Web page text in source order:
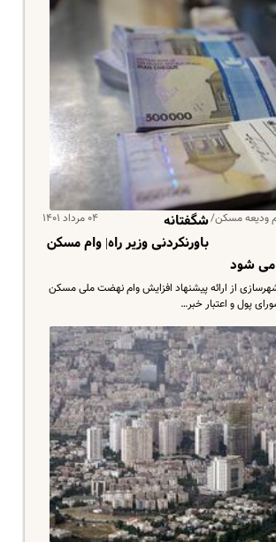
ودیعه مسکن/
۰۴ مرداد ۱۴۰۱
شگفتانه
باورنکردنی وزیر راه| وام مسکن
از ارائه پیشنهاد افزایش وام نهضت ملی مسکن